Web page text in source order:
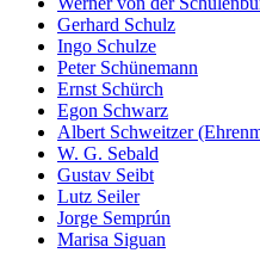
Gerhard Schulz
Ingo Schulze
Peter Schünemann
Ernst Schürch
Egon Schwarz
Albert Schweitzer
W. G. Sebald
Gustav Seibt
Lutz Seiler
Jorge Semprún
Marisa Siguan